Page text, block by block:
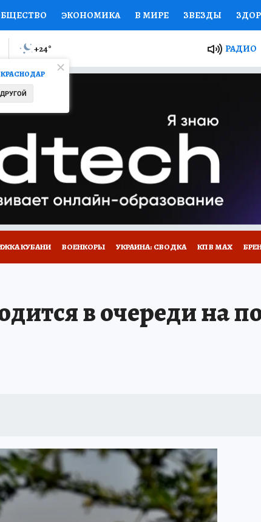
ЭКОНОМИКА В МИРЕ ЗВЕЗДЫ
НАЦИОНАЛЬНЫЕ ПРОЕКТЫ РОССИИ
Я ЗНАЮ СЕМЬЯ ЖЕНСКИЕ СЕКРЕТЫ
КОНКУРСЫ ГИД ПОТРЕБИТЕЛЯ
КРАСНОДАР
+24° РАДИО
КУБАНИ ВОЕНКОРЫ УКРАИНА: СВОДКА КП В МАХ
в очереди на